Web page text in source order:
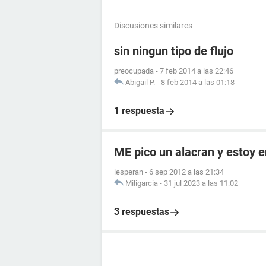
Discusiones similares
sin ningun tipo de flujo
preocupada - 7 feb 2014 a las 22:46
Abigail P. - 8 feb 2014 a las 01:18
1 respuesta
ME pico un alacran y estoy
lesperan - 6 sep 2012 a las 21:34
Miligarcia - 31 jul 2023 a las 11:02
3 respuestas